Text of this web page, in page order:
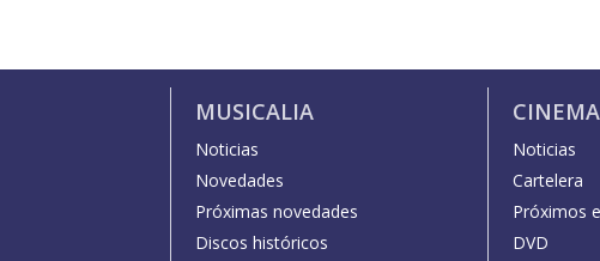
MUSICALIA
Noticias
Novedades
Próximas novedades
Discos históricos
Noticias
Cartelera
Próximos
DVD